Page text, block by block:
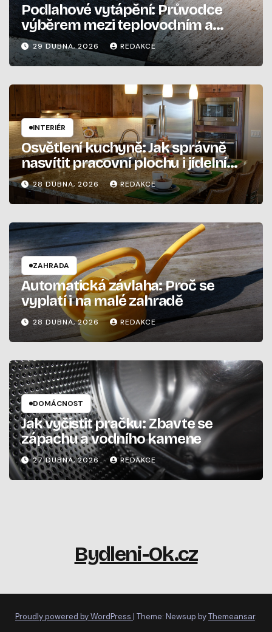
Podlahové vytápění: Průvodce
výběrem mezi teplovodním a
elektrickým systémem
29 DUBNA, 2026 REDAKCE
INTERIÉR
Osvětlení kuchyně: Jak správně
nasvítit pracovní plochu i jídelní
stůl28 DUBNA, 2026 REDAKCE
ZAHRADA
Automatická závlaha: Proč se
vyplatí i na malé zahradě
28 DUBNA, 2026 REDAKCE
DOMÁCNOST
Jak vyčistit pračku: Zbavte se
zápachu a vodního kamene
27 DUBNA, 2026 REDAKCE
Bydleni-Ok.cz
Proudly powered by WordPress | Theme: Newsup byThemeansar.